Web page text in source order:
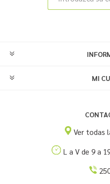
MI
Ver todas
L a V de 9 a